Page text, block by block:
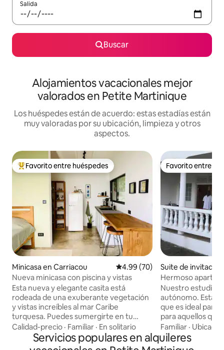
Salida
Buscar
Alojamientos vacacionales mejor
valorados en Petite Martinique
Los huéspedes están de acuerdo: estas estadías están
muy valoradas por su ubicación, limpieza y otros
aspectos.
Favorito entre huéspedes preferido
Favorito entre huéspedes
Minicasa en Carriacou Calificación promedio: 4.99 de
4.99 (70)
Nueva minicasa con piscina y vistas
Esta nueva y elegante casita está
rodeada de una exuberante vegetación
y vistas increíbles al mar Caribe
turquesa. Puedes sumergirte en tu
piscina privada, caminar hasta las
hermosas playas cercanas para practicar
esnórquel o hacer pícnics en la playa,
Calidad-precio · Familiar · En solitario
Favorito entre
Favorito entre
Suite de invitados
u
Hermoso
vistas al mar. A 2
Nuestro estudio
autónomo. Está en la planta baja, por lo
que es ideal para
para aquellos
escalones. El estudio está limpio,
cómodo y espacioso.
dormitorios. Una king (con aire
Familiar ·
Servicios populares en alquileres